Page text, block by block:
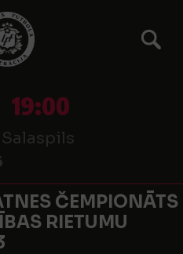
19:00
ČEMPIONĀTS
RIETUMU